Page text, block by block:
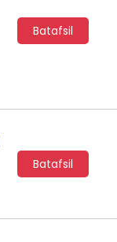
Batafsil
Batafsil